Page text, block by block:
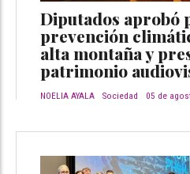
Diputados aprobó
prevención
alta montaña y
patrimonio
NOELIA AYALA Sociedad 05 de